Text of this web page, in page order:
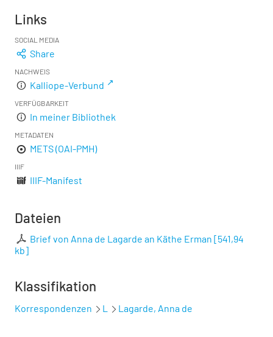
Links
SOCIAL MEDIA
Share
NACHWEIS
Kalliope-Verbund
VERFÜGBARKEIT
In meiner Bibliothek
METADATEN
METS (OAI-PMH)
IIIF
IIIF-Manifest
Dateien
Brief von Anna de Lagarde an Käthe Erman [541,94
kb]
Klassifikation
Korrespondenzen L Lagarde, Anna de